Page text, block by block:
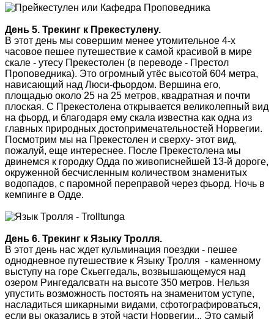
День 5. Трекинг к Прекестулену.
В этот день мы совершим менее утомительное 4-х
часовое пешее путешествие к самой красивой в мире
скале - утесу Прекестолен (в переводе - Престол
Проповедника). Это огромный утёс высотой 604 метра,
нависающий над Люси-фьордом. Вершина его,
площадью около 25 на 25 метров, квадратная и почти
плоская. С Прекестолена открывается великолепный вид
на фьорд, и благодаря ему скала известна как одна из
главных природных достопримечательностей Норвегии.
Посмотрим мы на Прекестолен и сверху- этот вид,
пожалуй, еще интереснее. После Прекестолена мы
двинемся к городку Одда по живописнейшей 13-й дороге,
окруженной бесчисленным количеством знаменитых
водопадов, с паромной переправой через фьорд. Ночь в
кемпинге в Одде.
День 6. Трекинг к Языку Тролля.
В этот день нас ждет кульминация поездки - пешее
однодневное путешествие к Языку Тролля - каменному
выступу на горе Скьеггедаль, возвышающемуся над
озером Рингедалсватн на высоте 350 метров. Нельзя
упустить возможность постоять на знаменитом уступе,
насладиться шикарными видами, сфотографироваться,
если вы оказались в этой части Норвегии... Это самый